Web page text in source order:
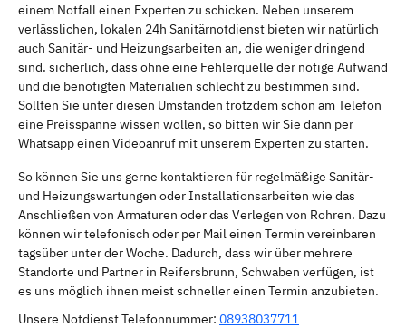
einem Notfall einen Experten zu schicken. Neben unserem
verlässlichen, lokalen 24h Sanitärnotdienst bieten wir natürlich
auch Sanitär- und Heizungsarbeiten an, die weniger dringend
sind. sicherlich, dass ohne eine Fehlerquelle der nötige Aufwand
und die benötigten Materialien schlecht zu bestimmen sind.
Sollten Sie unter diesen Umständen trotzdem schon am Telefon
eine Preisspanne wissen wollen, so bitten wir Sie dann per
Whatsapp einen Videoanruf mit unserem Experten zu starten.
So können Sie uns gerne kontaktieren für regelmäßige Sanitär-
und Heizungswartungen oder Installationsarbeiten wie das
Anschließen von Armaturen oder das Verlegen von Rohren. Dazu
können wir telefonisch oder per Mail einen Termin vereinbaren
tagsüber unter der Woche. Dadurch, dass wir über mehrere
Standorte und Partner in Reifersbrunn, Schwaben verfügen, ist
es uns möglich ihnen meist schneller einen Termin anzubieten.
Unsere Notdienst Telefonnummer: 08938037711